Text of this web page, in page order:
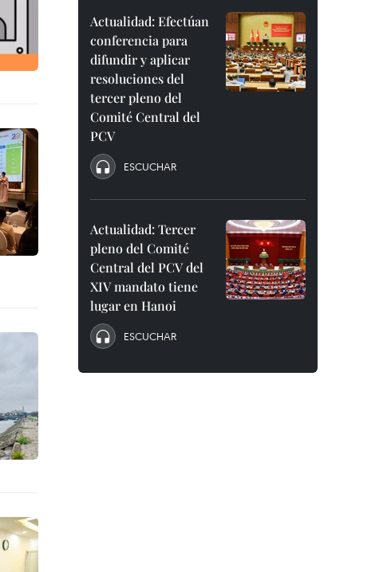
Actualidad: Efectúan
conferencia para
difundir y aplicar
resoluciones del
tercer pleno del
Comité Central del
PCV
ESCUCHAR
Actualidad: Tercer
pleno del Comité
Central del PCV del
XIV mandato tiene
lugar en Hanoi
ESCUCHAR